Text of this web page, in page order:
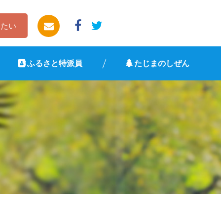
い
ふるさと特派員 たじまのしぜん